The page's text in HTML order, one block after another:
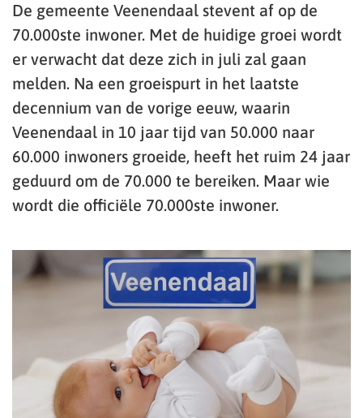
De gemeente Veenendaal stevent af op de
70.000ste inwoner. Met de huidige groei wordt
er verwacht dat deze zich in juli zal gaan
melden. Na een groeispurt in het laatste
decennium van de vorige eeuw, waarin
Veenendaal in 10 jaar tijd van 50.000 naar
60.000 inwoners groeide, heeft het ruim 24 jaar
geduurd om de 70.000 te bereiken. Maar wie
wordt die officiële 70.000ste inwoner.